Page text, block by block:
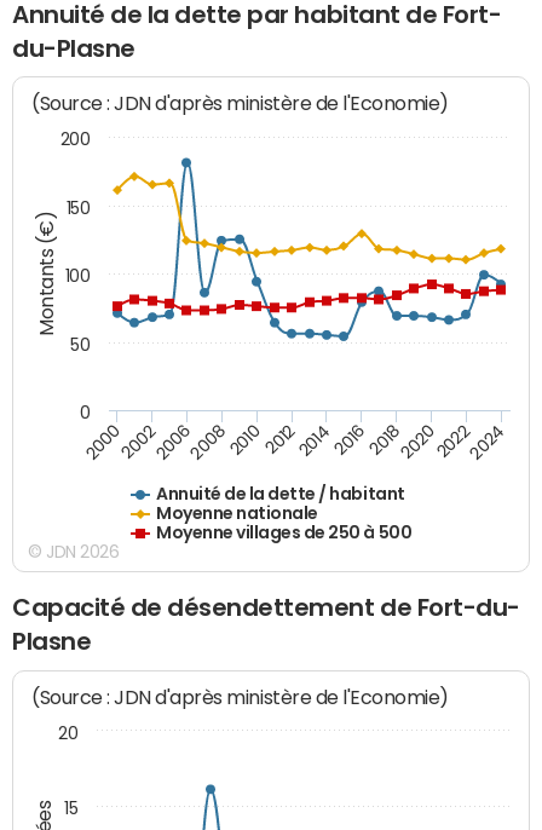
Annuité de la dette par habitant de Fort-
du-Plasne
Montants (€)
(Source : JDN d'après ministère de l'Economie)
Annuité de la dette / habitant
Moyenne nationale
Moyenne villages de 250 à 500
200020022006200820102012201420162018202020222024
0
50
100
150
200
© JDN 2026
Capacité de désendettement de Fort-du-
Plasne
(Source : JDN d'après ministère de l'Economie)
15
20